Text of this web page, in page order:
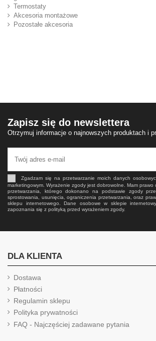
Termostaty
Akcesoria montażowe
Pozostałe akcesoria
Zapisz się do newslettera
Otrzymuj informacje o najnowszych produktach i
Zgadzam się na przetwarzanie moich danych
marketingowym. Wyrażenie zgody jest dobrowolne. Mam
przetwarzania, którego dokonano na podstawie zgody
sprostowania, usunięcia, ograniczenia przetwarzania, oraz
sklepu internetowego. Dane osobowe w sklepie
zapoznania się z polityką przed wyrażeniem zgody.
DLA KLIENTA
Dostawa
Płatności
Regulamin sklepu
Polityka prywatności
FAQ - Najczęściej zadawane pytania